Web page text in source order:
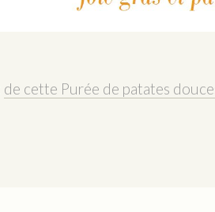
de cette Purée de patates